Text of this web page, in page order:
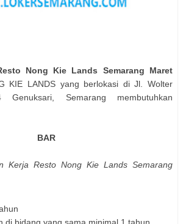
Nong Kie Lands Semarang Maret
KIE LANDS yang berlokasi di Jl. Wolter
Genuksari, Semarang membutuhkan
BAR
Kerja Resto Nong Kie Lands Semarang